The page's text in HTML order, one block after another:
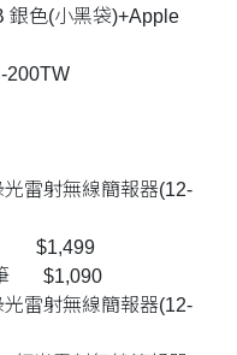
色(小黑袋)+Apple
A10SC-200TW
雷射無線簡報器(12-
$1,499
筆 $1,090
雷射無線簡報器(12-